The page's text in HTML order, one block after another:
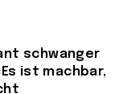
schwanger
ist machbar,